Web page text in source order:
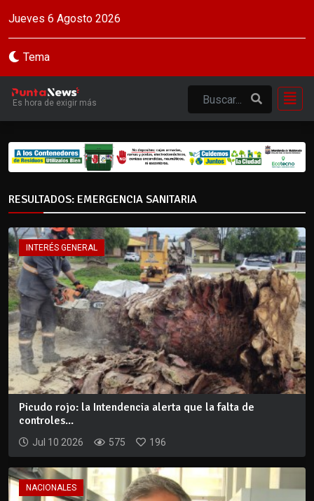
Jueves 6 Agosto 2026
Tema
Es hora de exigir más
RESULTADOS: EMERGENCIA SANITARIA
INTERÉS GENERAL
Picudo rojo: la Intendencia alerta que la falta de
controles...
Jul 10 2026 575 196
NACIONALES